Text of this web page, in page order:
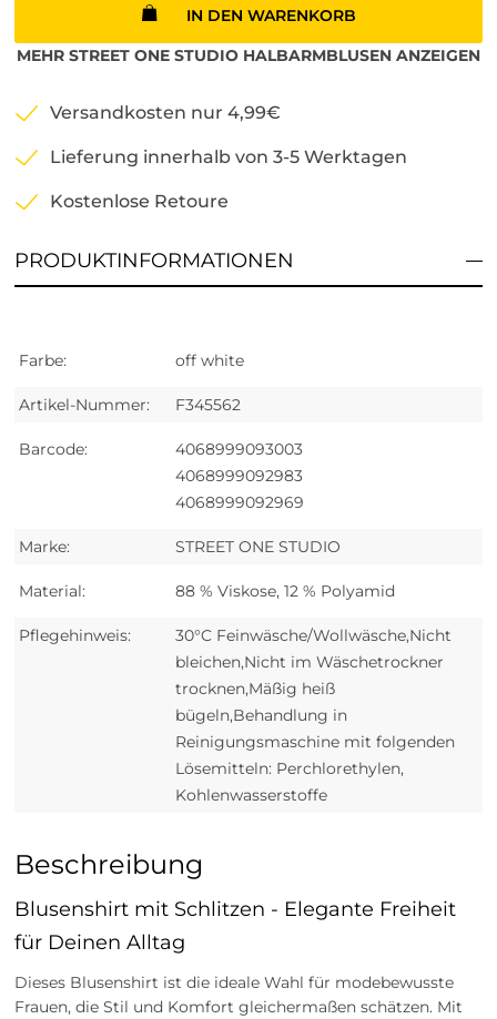
IN DEN WARENKORB
MEHR STREET ONE STUDIO HALBARMBLUSEN ANZEIGEN
Versandkosten nur 4,99€
Lieferung innerhalb von 3-5 Werktagen
Kostenlose Retoure
PRODUKTINFORMATIONEN
Farbe: off white
Artikel-Nummer: F345562
Barcode:
4068999093003
4068999092983
4068999092969
Marke: STREET ONE STUDIO
Material: 88 % Viskose, 12 % Polyamid
Pflegehinweis:
30°C Feinwäsche/Wollwäsche,Nicht
bleichen,Nicht im Wäschetrockner
trocknen,Mäßig heiß
bügeln,Behandlung in
Reinigungsmaschine mit folgenden
Lösemitteln: Perchlorethylen,
Kohlenwasserstoffe
Beschreibung
Blusenshirt mit Schlitzen - Elegante Freiheit
für Deinen Alltag
Dieses Blusenshirt ist die ideale Wahl für modebewusste
Frauen, die Stil und Komfort gleichermaßen schätzen. Mit